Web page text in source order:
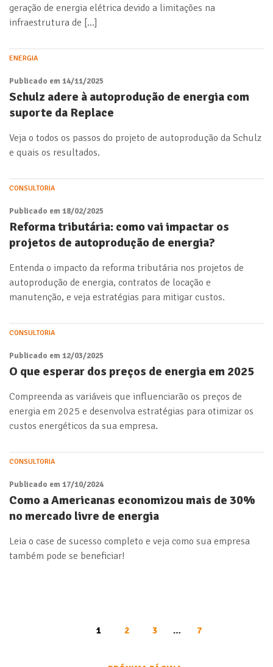
geração de energia elétrica devido a limitações na
infraestrutura de […]
ENERGIA
Publicado em 14/11/2025
Schulz adere à autoprodução de energia com
suporte da Replace
Veja o todos os passos do projeto de autoprodução da Schulz
e quais os resultados.
CONSULTORIA
Publicado em 18/02/2025
Reforma tributária: como vai impactar os
projetos de autoprodução de energia?
Entenda o impacto da reforma tributária nos projetos de
autoprodução de energia, contratos de locação e
manutenção, e veja estratégias para mitigar custos.
CONSULTORIA
Publicado em 12/03/2025
O que esperar dos preços de energia em 2025
Compreenda as variáveis que influenciarão os preços de
energia em 2025 e desenvolva estratégias para otimizar os
custos energéticos da sua empresa.
CONSULTORIA
Publicado em 17/10/2024
Como a Americanas economizou mais de 30%
no mercado livre de energia
Leia o case de sucesso completo e veja como sua empresa
também pode se beneficiar!
1 2 3 … 7